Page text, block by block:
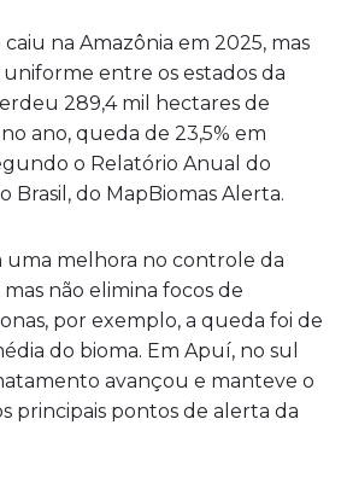
na Amazônia em 2025, mas
entre os estados da
289,4 mil hectares de
ano, queda de 23,5% em
o Relatório Anual do
Brasil, do MapBiomas Alerta.
melhora no controle da
não elimina focos de
por exemplo, a queda foi de
do bioma. Em Apuí, no sul
avançou e manteve o
principais pontos de alerta da